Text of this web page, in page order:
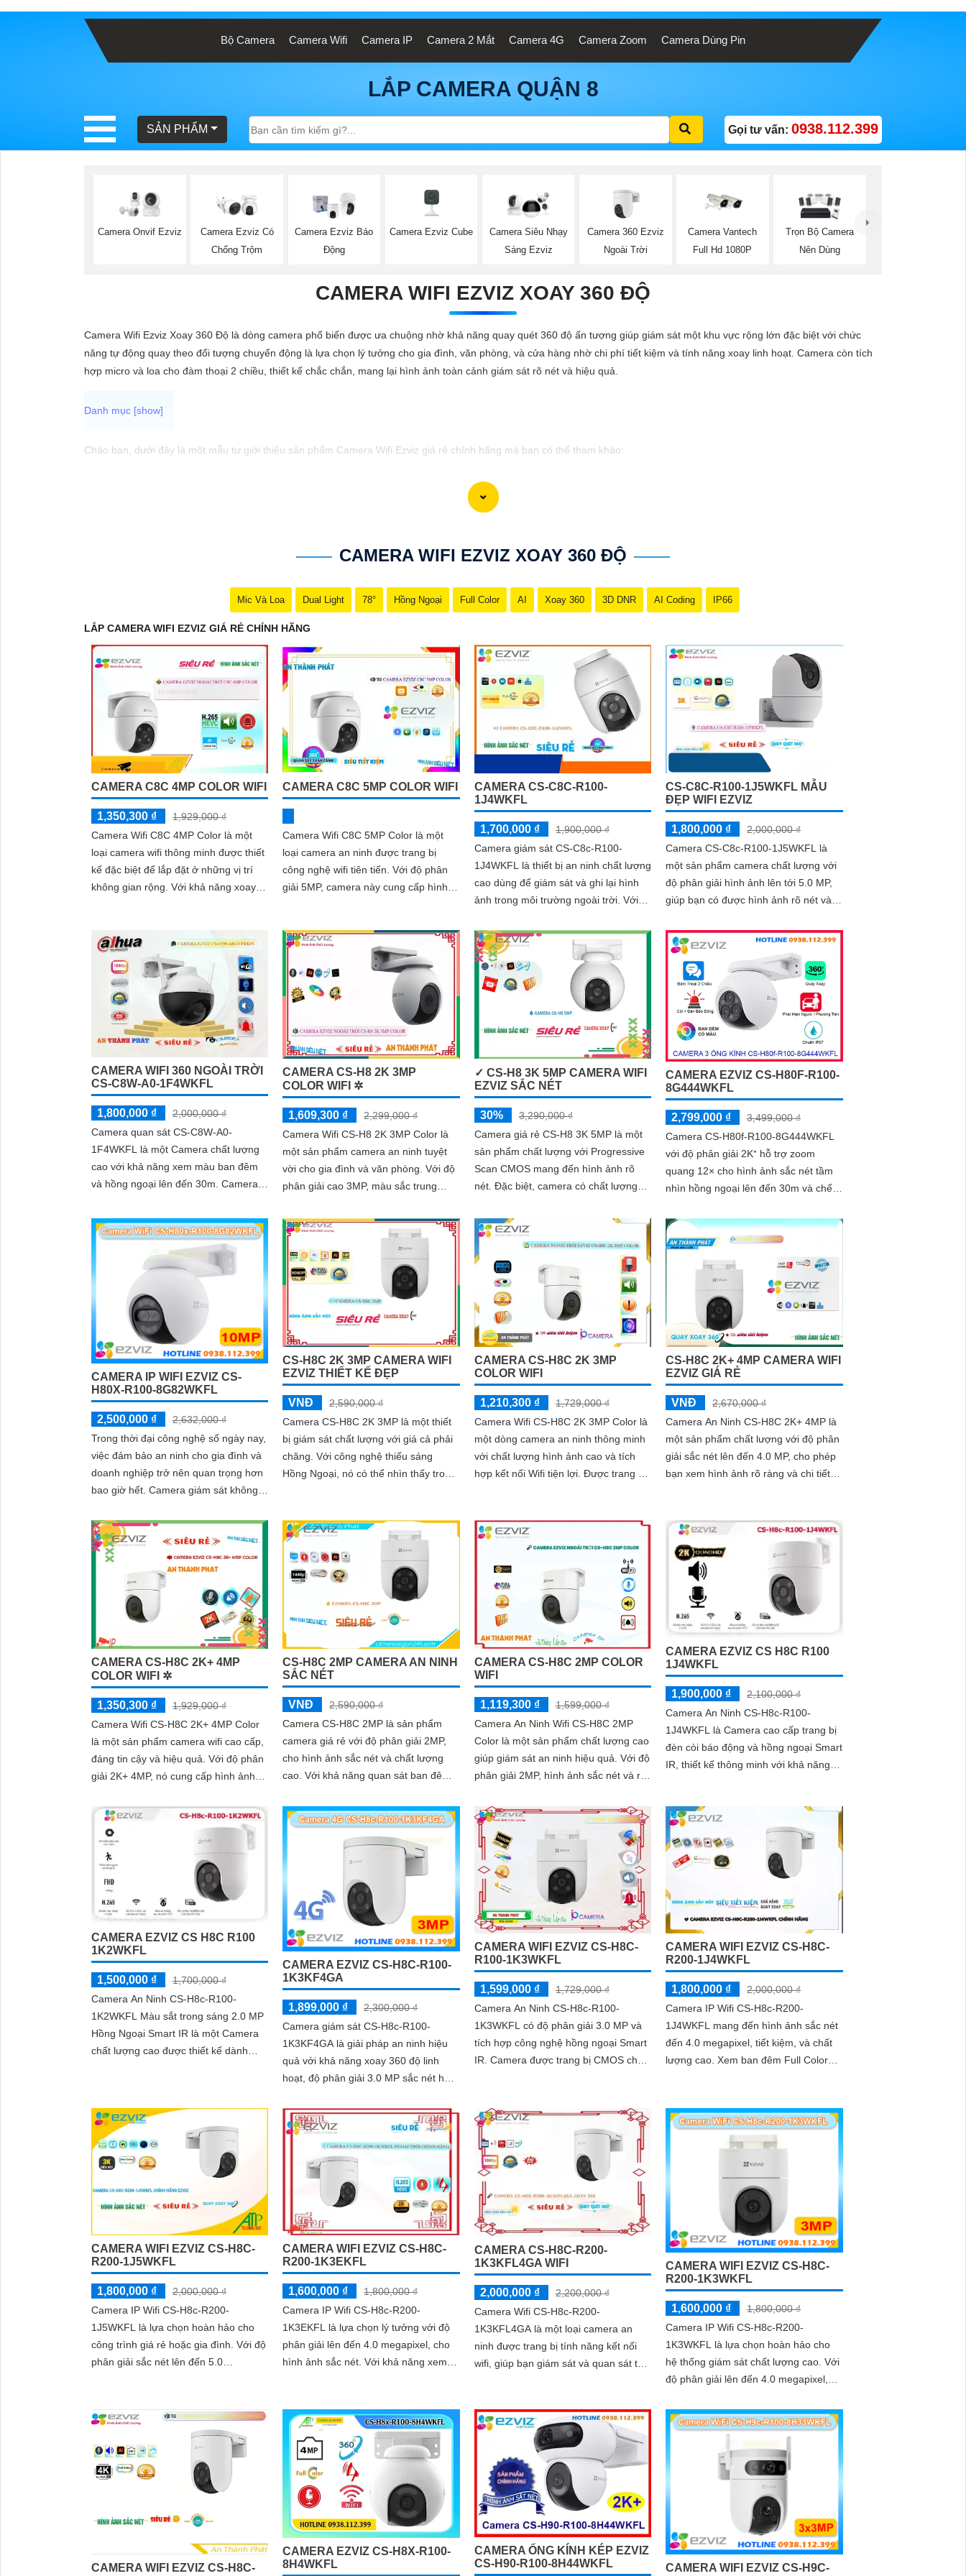
Bộ Camera Camera Wifi Camera IP Camera 2 Mắt Camera 4G Camera Zoom Camera Dùng Pin
LẮP CAMERA QUẬN 8
SẢN PHẨM Gọi tư vấn: 0938.112.399
Camera Onvif Ezviz
Camera Ezviz Có
Chống Trộm
Camera Ezviz Báo
Động
Camera Ezviz Cube
Camera Siêu Nhạy
Sáng Ezviz
Camera 360 Ezviz
Ngoài Trời
Camera Vantech
Full Hd 1080P
Trọn Bộ Camera
Nên Dùng
CAMERA WIFI EZVIZ XOAY 360 ĐỘ
Camera Wifi Ezviz Xoay 360 Độ là dòng camera phổ biến được ưa chuộng nhờ khả năng quay quét 360 độ ấn tượng giúp giám sát một khu vực rộng lớn đặc biệt với chức
năng tự động quay theo đối tượng chuyển động là lựa chọn lý tưởng cho gia đình, văn phòng, và cửa hàng nhờ chi phí tiết kiệm và tính năng xoay linh hoạt. Camera còn tích
hợp micro và loa cho đàm thoại 2 chiều, thiết kế chắc chắn, mang lại hình ảnh toàn cảnh giám sát rõ nét và hiệu quả.
Chào bạn, dưới đây là một mẫu tư giới thiệu sản phẩm Camera Wifi Ezviz giá rẻ chính hãng mà bạn có thể tham khảo:
🔹 Thiết kế hiện đại, chống nước IP66 giúp sử dụng ở mọi điều kiện thời tiết.🔹 Độ phân giải Full HD 1080p, hình ảnh sắc nét, chất lượng cao.🔹 Kết nối không dây qua WiFi,
Hy vọng mẫu tư giới thiệu trên sẽ giúp bạn trong việc quảng bá sản phẩm Camera Wifi Ezviz. Nếu có bất kỳ ý kiến hoặc cần sự chỉnh sửa nào, bạn đừng ngần ngại để lại lời
CAMERA WIFI EZVIZ XOAY 360 ĐỘ
Mic Và Loa Dual Light 78° Hồng Ngoại Full Color AI Xoay 360 3D DNR AI Coding IP66
LẮP CAMERA WIFI EZVIZ GIÁ RẺ CHÍNH HÃNG
CAMERA C8C 4MP COLOR WIFI
1,350,300 ₫
1,929,000 ₫
Camera Wifi C8C 4MP Color là một
loại camera wifi thông minh được thiết
kế đặc biệt để lắp đặt ở những vị trí
không gian rộng. Với khả năng xoay
cách dễ dàng
CAMERA C8C 5MP COLOR WIFI
Camera Wifi C8C 5MP Color là một
loại camera an ninh được trang bị
công nghệ wifi tiên tiến. Với độ phân
giải 5MP, camera này cung cấp hình
ra trong khoảng cách xa
CAMERA CS-C8C-R100-
1J4WKFL
1,700,000 ₫
1,900,000 ₫
Camera giám sát CS-C8c-R100-
1J4WKFL là thiết bị an ninh chất lượng
cao dùng để giám sát và ghi lại hình
ảnh trong môi trường ngoài trời. Với
sát này mang đến hình ảnh sắc nét và
chi tiết
CS-C8C-R100-1J5WKFL MẪU
ĐẸP WIFI EZVIZ
1,800,000 ₫
2,000,000 ₫
Camera CS-C8c-R100-1J5WKFL là
một sản phẩm camera chất lượng với
độ phân giải hình ảnh lên tới 5.0 MP,
giúp bạn có được hình ảnh rõ nét và
CAMERA WIFI 360 NGOÀI TRỜI
CS-C8W-A0-1F4WKFL
1,800,000 ₫
2,000,000 ₫
Camera quan sát CS-C8W-A0-
1F4WKFL là một Camera chất lượng
cao với khả năng xem màu ban đêm
và hồng ngoại lên đến 30m. Camera
giám sát ban đêm, mang lại hình ảnh
đẹp mắt với khả năng xoay 360 độ
CAMERA CS-H8 2K 3MP
COLOR WIFI ✲
1,609,300 ₫
2,299,000 ₫
Camera Wifi CS-H8 2K 3MP Color là
một sản phẩm camera an ninh tuyệt
vời cho gia đình và văn phòng. Với độ
phân giải cao 3MP, màu sắc trung
nó giúp bạn theo dõi và ghi lại mọi chi
tiết một cách rõ ràng và chính xác
✓ CS-H8 3K 5MP CAMERA WIFI
EZVIZ SẮC NÉT
30%
3,290,000 ₫
Camera giá rẻ CS-H8 3K 5MP là một
sản phẩm chất lượng với Progressive
Scan CMOS mang đến hình ảnh rõ
nét. Đặc biệt, camera có chất lượng
sát tối đa 30m bằng công nghệ Hồng
Ngoại
CAMERA EZVIZ CS-H80F-R100-
8G444WKFL
2,799,000 ₫
3,499,000 ₫
Camera CS-H80f-R100-8G444WKFL
với độ phân giải 2K⁺ hỗ trợ zoom
quang 12× cho hình ảnh sắc nét tầm
nhìn hồng ngoại lên đến 30m và chế
quay xoay 360°, tích hợp đàm thoại
hai chiều, còi báo động và đèn chớp,
camera giúp nâng cao an ninh hiệu
chống bụi, nước, đảm bảo hoạt động
ổn định trong mọi điều kiện thời tiết
CAMERA IP WIFI EZVIZ CS-
H80X-R100-8G82WKFL
2,500,000 ₫
2,632,000 ₫
Trong thời đại công nghệ số ngày nay,
việc đảm bảo an ninh cho gia đình và
doanh nghiệp trở nên quan trọng hơn
bao giờ hết. Camera giám sát không
xung quanh mà còn mang lại sự an
tâm cho bạn và những người thân yêu
CS-H8C 2K 3MP CAMERA WIFI
EZVIZ THIẾT KẾ ĐẸP
VNĐ
2,590,000 ₫
Camera CS-H8C 2K 3MP là một thiết
bị giám sát chất lượng với giá cả phải
chăng. Với công nghệ thiếu sáng
Hồng Ngoại, nó có thể nhìn thấy trong
CAMERA CS-H8C 2K 3MP
COLOR WIFI
1,210,300 ₫
1,729,000 ₫
Camera Wifi CS-H8C 2K 3MP Color là
một dòng camera an ninh thông minh
với chất lượng hình ảnh cao và tích
hợp kết nối Wifi tiện lợi. Được trang bị
sắc nét
CS-H8C 2K+ 4MP CAMERA WIFI
EZVIZ GIÁ RẺ
VNĐ
2,670,000 ₫
Camera An Ninh CS-H8C 2K+ 4MP là
một sản phẩm chất lượng với độ phân
giải sắc nét lên đến 4.0 MP, cho phép
bạn xem hình ảnh rõ ràng và chi tiết.
CAMERA CS-H8C 2K+ 4MP
COLOR WIFI ✲
1,350,300 ₫
1,929,000 ₫
Camera Wifi CS-H8C 2K+ 4MP Color
là một sản phẩm camera wifi cao cấp,
đáng tin cậy và hiệu quả. Với độ phân
giải 2K+ 4MP, nó cung cấp hình ảnh
CS-H8C 2MP CAMERA AN NINH
SẮC NÉT
VNĐ
2,590,000 ₫
Camera CS-H8C 2MP là sản phẩm
camera giá rẻ với độ phân giải 2MP,
cho hình ảnh sắc nét và chất lượng
cao. Với khả năng quan sát ban đêm,
vời trong điều kiện ánh sáng yếu
CAMERA CS-H8C 2MP COLOR
WIFI
1,119,300 ₫
1,599,000 ₫
Camera An Ninh Wifi CS-H8C 2MP
Color là một sản phẩm chất lượng cao
giúp giám sát an ninh hiệu quả. Với độ
phân giải 2MP, hình ảnh sắc nét và rõ
CAMERA EZVIZ CS H8C R100
1J4WKFL
1,900,000 ₫
2,100,000 ₫
Camera An Ninh CS-H8c-R100-
1J4WKFL là Camera cao cấp trang bị
đèn còi báo động và hồng ngoại Smart
IR, thiết kế thông minh với khả năng
CAMERA EZVIZ CS H8C R100
1K2WKFL
1,500,000 ₫
1,700,000 ₫
Camera An Ninh CS-H8c-R100-
1K2WKFL Màu sắt trong sáng 2.0 MP
Hồng Ngoại Smart IR là một Camera
chất lượng cao được thiết kế dành
CAMERA EZVIZ CS-H8C-R100-
1K3KF4GA
1,899,000 ₫
2,300,000 ₫
Camera giám sát CS-H8c-R100-
1K3KF4GA là giải pháp an ninh hiệu
quả với khả năng xoay 360 độ linh
hoạt, độ phân giải 3.0 MP sắc nét hỗ
phát hiện chuyển động con người
chính xác
CAMERA WIFI EZVIZ CS-H8C-
R100-1K3WKFL
1,599,000 ₫
1,729,000 ₫
Camera An Ninh CS-H8c-R100-
1K3WKFL có độ phân giải 3.0 MP và
tích hợp công nghệ hồng ngoại Smart
IR. Camera được trang bị CMOS cho
CAMERA WIFI EZVIZ CS-H8C-
R200-1J4WKFL
1,800,000 ₫
2,000,000 ₫
Camera IP Wifi CS-H8c-R200-
1J4WKFL mang đến hình ảnh sắc nét
đến 4.0 megapixel, tiết kiệm, và chất
lượng cao. Xem ban đêm Full Color
CAMERA WIFI EZVIZ CS-H8C-
R200-1J5WKFL
1,800,000 ₫
2,000,000 ₫
Camera IP Wifi CS-H8c-R200-
1J5WKFL là lựa chọn hoàn hảo cho
công trình giá rẻ hoặc gia đình. Với độ
phân giải sắc nét lên đến 5.0
CAMERA WIFI EZVIZ CS-H8C-
R200-1K3EKFL
1,600,000 ₫
1,800,000 ₫
Camera IP Wifi CS-H8c-R200-
1K3EKFL là lựa chọn lý tưởng với độ
phân giải lên đến 4.0 megapixel, cho
hình ảnh sắc nét. Với khả năng xem
CAMERA CS-H8C-R200-
1K3KFL4GA WIFI
2,000,000 ₫
2,200,000 ₫
Camera Wifi CS-H8c-R200-
1K3KFL4GA là một loại camera an
ninh được trang bị tính năng kết nối
wifi, giúp bạn giám sát và quan sát từ
bất kỳ vị trí nào trong nhà hoặc ngoài
trời
CAMERA WIFI EZVIZ CS-H8C-
R200-1K3WKFL
1,600,000 ₫
1,800,000 ₫
Camera IP Wifi CS-H8c-R200-
1K3WKFL là lựa chọn hoàn hảo cho
hệ thống giám sát chất lượng cao. Với
độ phân giải lên đến 4.0 megapixel,
nét
CAMERA WIFI EZVIZ CS-H8C-
CAMERA EZVIZ CS-H8X-R100-
8H4WKFL
CAMERA ỐNG KÍNH KÉP EZVIZ
CS-H90-R100-8H44WKFL
CAMERA WIFI EZVIZ CS-H9C-